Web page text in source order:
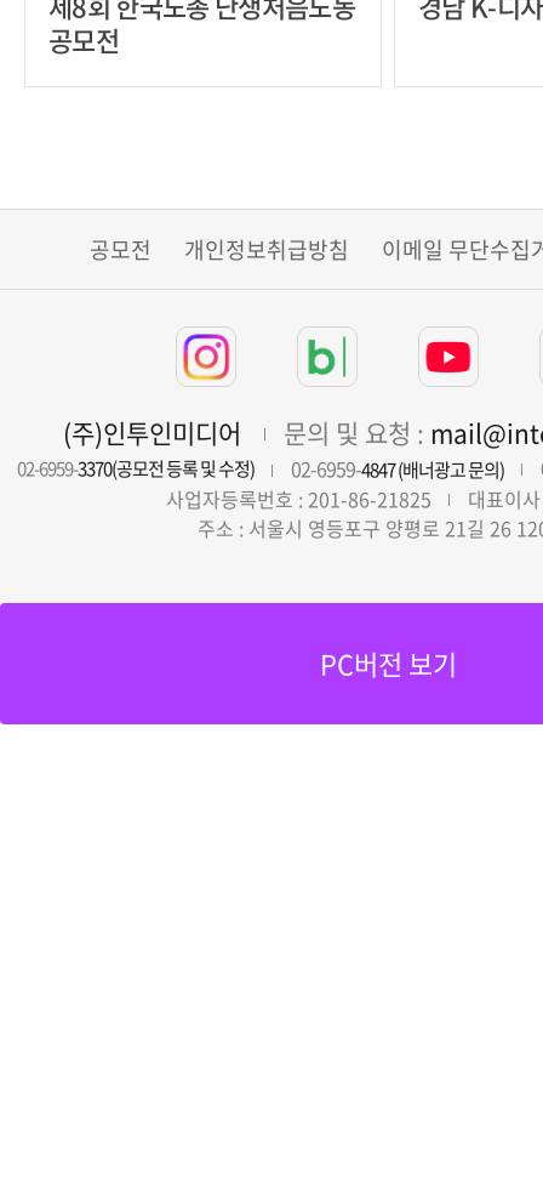
공모전
공모전 개인정보취급방침 이메일 무단수집
(주)인투인미디어 문의 및 요청 :
02-6959-3370(공모전 등록 및 수정) 02-6959-4847 (배너광고 문의)
사업자등록번호 : 201-86-21825
대표이
주소 : 서울시 영등포구 양평로 21길 26
PC버전 보기